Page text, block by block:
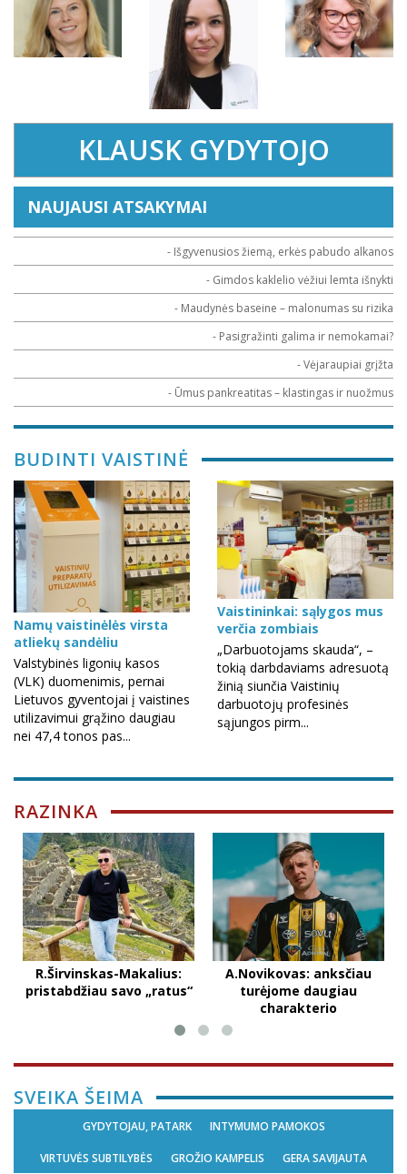
KLAUSK GYDYTOJO
NAUJAUSI ATSAKYMAI
- Išgyvenusios žiemą, erkės pabudo alkanos
- Gimdos kaklelio vėžiui lemta išnykti
- Maudynės baseine – malonumas su rizika
- Pasigražinti galima ir nemokamai?
- Vėjaraupiai grįžta
- Ūmus pankreatitas – klastingas ir nuožmus
BUDINTI VAISTINĖ
Namų vaistinėlės virsta
atliekų sandėliu
Valstybinės ligonių kasos
(VLK) duomenimis, pernai
Lietuvos gyventojai į vaistines
utilizavimui grąžino daugiau
nei 47,4 tonos pas...
Vaistininkai: sąlygos mus
verčia zombiais
„Darbuotojams skauda“, –
tokią darbdaviams adresuotą
žinią siunčia Vaistinių
darbuotojų profesinės
sąjungos pirm...
RAZINKA
R.Širvinskas-Makalius:
pristabdžiau savo „ratus“
A.Novikovas: anksčiau
turėjome daugiau
charakterio
SVEIKA ŠEIMA
GYDYTOJAU, PATARK INTYMUMO PAMOKOS
VIRTUVĖS SUBTILYBĖS GROŽIO KAMPELIS GERA SAVIJAUTA